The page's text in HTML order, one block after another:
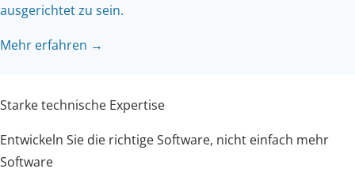
ausgerichtet zu sein.
Mehr erfahren →
Starke technische Expertise
Entwickeln Sie die richtige Software, nicht einfach mehr
Software